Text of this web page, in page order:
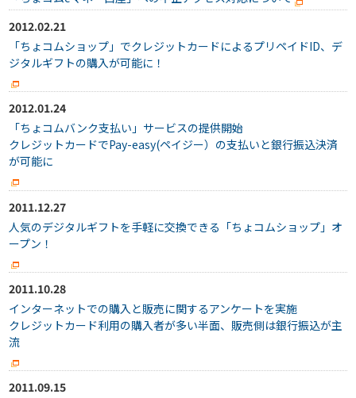
2012.02.21
「ちょコムショップ」でクレジットカードによるプリペイドID、デ
ジタルギフトの購入が可能に！
2012.01.24
「ちょコムバンク支払い」サービスの提供開始
クレジットカードでPay-easy(ペイジー）の支払いと銀行振込決済
が可能に
2011.12.27
人気のデジタルギフトを手軽に交換できる「ちょコムショップ」オ
ープン！
2011.10.28
インターネットでの購入と販売に関するアンケートを実施
クレジットカード利用の購入者が多い半面、販売側は銀行振込が主
流
2011.09.15